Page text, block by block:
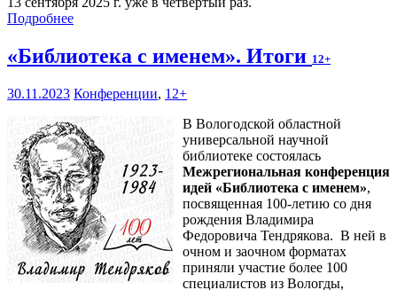
Подробнее
«Библиотека с именем». Итоги 12+
30.11.2023 Конференции, 12+
В Вологодской областной
универсальной научной
библиотеке состоялась
Межрегиональная конференция
идей «Библиотека с именем»,
посвященная 100-летию со дня
рождения Владимира
Федоровича Тендрякова. В ней в
очном и заочном форматах
приняли участие более 100
специалистов из Вологды,